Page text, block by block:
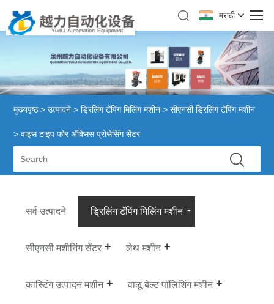
मराठी
मुख्यपृष्ठ > उत्पादने >ड्रिलिंग टॅपिंग मिलिंग मशीन >सीएनसी ड्रिलिंग टॅपिंग मशीन
> वाइस टाइप फोर ॲक्सिस प्रोसेसिंग सेंटर
सर्व उत्पादने ड्रिलिंग टॅपिंग मिलिंग मशीन
सीएनसी मशीनिंग सेंटर लेथ मशीन
कास्टिंग उत्पादन मशीन वाळू बेल्ट पॉलिशिंग मशीन